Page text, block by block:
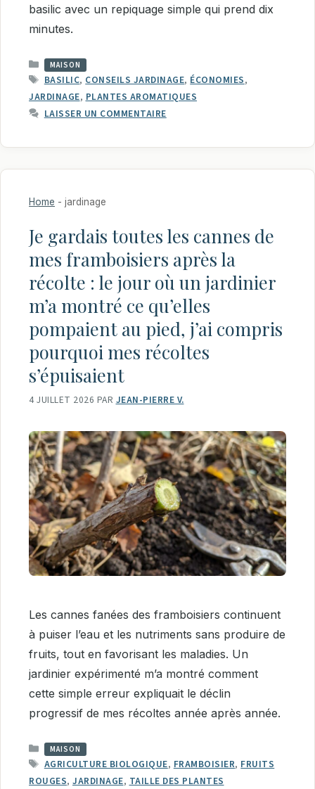
basilic avec un repiquage simple qui prend dix
minutes.
CATÉGORIES
MAISON
ÉTIQUETTES
BASILIC, CONSEILS JARDINAGE, ÉCONOMIES,
JARDINAGE, PLANTES AROMATIQUES
LAISSER UN COMMENTAIRE
Home - jardinage
Je gardais toutes les cannes de
mes framboisiers après la
récolte : le jour où un jardinier
m’a montré ce qu’elles
pompaient au pied, j’ai compris
pourquoi mes récoltes
s’épuisaient
4 JUILLET 2026 PAR JEAN-PIERRE V.
Les cannes fanées des framboisiers continuent
à puiser l’eau et les nutriments sans produire de
fruits, tout en favorisant les maladies. Un
jardinier expérimenté m’a montré comment
cette simple erreur expliquait le déclin
progressif de mes récoltes année après année.
CATÉGORIES
MAISON
ÉTIQUETTES
AGRICULTURE BIOLOGIQUE, FRAMBOISIER, FRUITS
ROUGES, JARDINAGE, TAILLE DES PLANTES